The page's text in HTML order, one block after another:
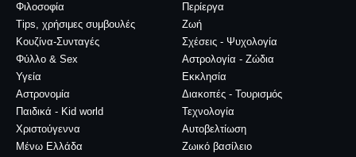
Φιλοσοφία
Περίεργα
Tips, χρήσιμες συμβουλές
Ζωή
Κουζίνα-Συνταγές
Σχέσεις - Ψυχολογία
Φύλλο & Sex
Αστρολογία - Ζώδια
Υγεία
Εκκλησία
Αστρονομία
Διακοπές - Τουρισμός
Παιδικά - Kid world
Τεχνολογία
Χριστούγεννα
Αυτοβελτίωση
Μένω Ελλάδα
Ζωικό βασίλειο